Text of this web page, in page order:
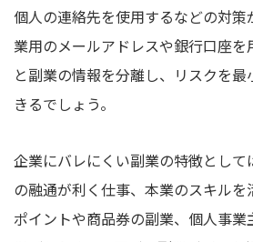
個人の連絡先を使用するなどの対策
業用のメールアドレスや銀行口座
と副業の情報を分離し、リスクを
きるでしょう。
企業にバレにくい副業の特徴とし
の融通が利く仕事、本業のスキル
ポイントや商品券の副業、個人事